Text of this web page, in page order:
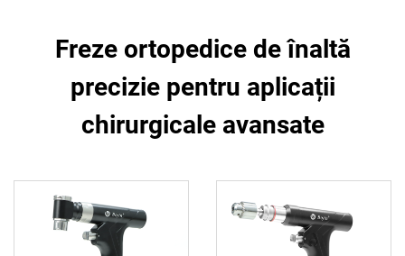
Freze ortopedice de înaltă
precizie pentru aplicații
chirurgicale avansate